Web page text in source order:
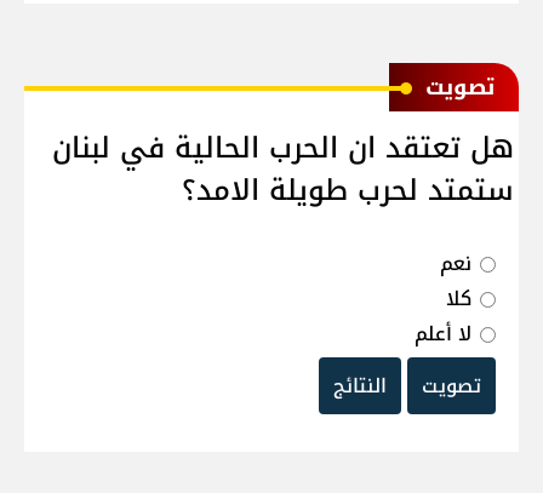
ﺗﺼﻮﻳﺖ
هل تعتقد ان الحرب الحالية في لبنان
ستمتد لحرب طويلة الامد؟
نعم
كلا
لا أعلم
تصويت
النتائج